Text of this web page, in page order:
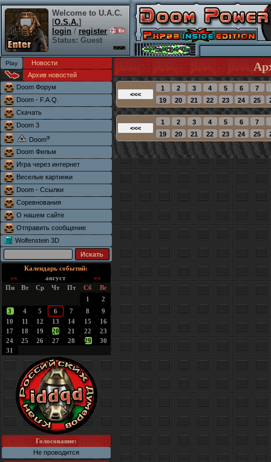
Welcome to U.A.C.
[O.S.A.]
login / register
Status: Guest
Новости
Архив новостей
Doom Форум
Doom - F.A.Q.
Скачать
Doom 3
Doom®
Doom Фильм
Игра через интернет
Веселые картинки
Doom - Ссылки
Соревнования
О нашем сайте
Отправить сообщение
Wolfenstein 3D
Календарь событий:
««
август
»»
Пн
Вт Ср Чт Пт Сб
Вс
1
2
3
4 5 6 7 8
9
10
11 12 13 14 15
16
17
18 19 20 21 22
23
24
25 26 27 28 29
30
31
Голосование:
Не проводится